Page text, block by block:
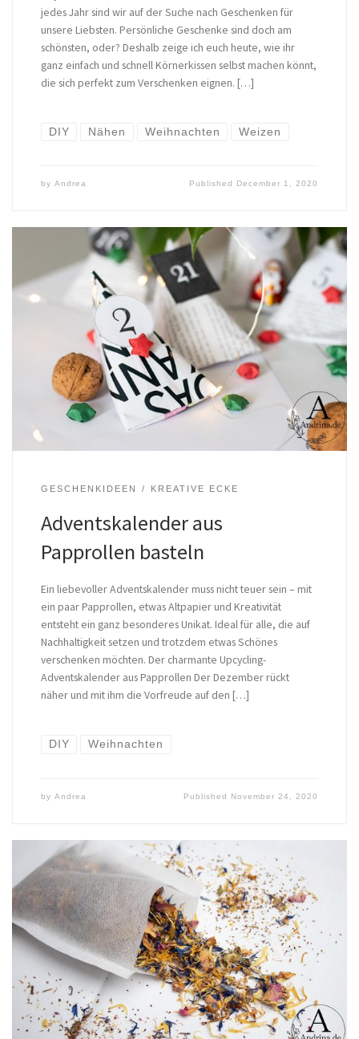
jedes Jahr sind wir auf der Suche nach Geschenken für
unsere Liebsten. Persönliche Geschenke sind doch am
schönsten, oder? Deshalb zeige ich euch heute, wie ihr
ganz einfach und schnell Körnerkissen selbst machen könnt,
die sich perfekt zum Verschenken eignen. […]
DIY Nähen Weihnachten Weizen
by Andrea Published December 1, 2020
GESCHENKIDEEN KREATIVE ECKE
Adventskalender aus
Papprollen basteln
Ein liebevoller Adventskalender muss nicht teuer sein – mit
ein paar Papprollen, etwas Altpapier und Kreativität
entsteht ein ganz besonderes Unikat. Ideal für alle, die auf
Nachhaltigkeit setzen und trotzdem etwas Schönes
verschenken möchten. Der charmante Upcycling-
Adventskalender aus Papprollen Der Dezember rückt
näher und mit ihm die Vorfreude auf den […]
DIY Weihnachten
by Andrea Published November 24, 2020